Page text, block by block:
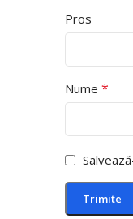
Pros
Nume *